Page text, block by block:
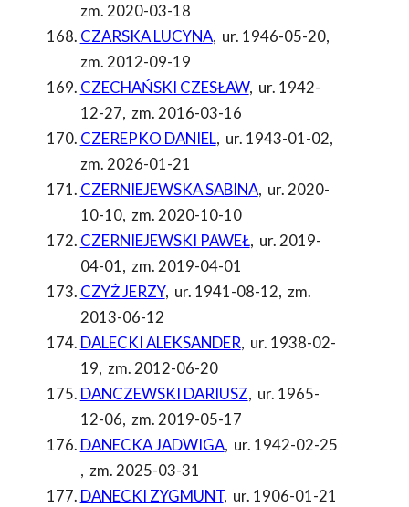
zm. 2020-03-18
CZARSKA LUCYNA, ur. 1946-05-20,
zm. 2012-09-19
CZECHAŃSKI CZESŁAW, ur. 1942-
12-27, zm. 2016-03-16
CZEREPKO DANIEL, ur. 1943-01-02,
zm. 2026-01-21
CZERNIEJEWSKA SABINA, ur. 2020-
10-10, zm. 2020-10-10
CZERNIEJEWSKI PAWEŁ, ur. 2019-
04-01, zm. 2019-04-01
CZYŻ JERZY, ur. 1941-08-12, zm.
2013-06-12
DALECKI ALEKSANDER, ur. 1938-02-
19, zm. 2012-06-20
DANCZEWSKI DARIUSZ, ur. 1965-
12-06, zm. 2019-05-17
DANECKA JADWIGA, ur. 1942-02-25
, zm. 2025-03-31
DANECKI ZYGMUNT, ur. 1906-01-21